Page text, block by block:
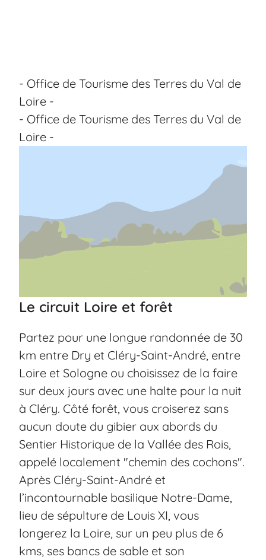
- Office de Tourisme des Terres du Val de
Loire -
- Office de Tourisme des Terres du Val de
Loire -
Le circuit Loire et forêt
Partez pour une longue randonnée de 30
km entre Dry et Cléry-Saint-André, entre
Loire et Sologne ou choisissez de la faire
sur deux jours avec une halte pour la nuit
à Cléry. Côté forêt, vous croiserez sans
aucun doute du gibier aux abords du
Sentier Historique de la Vallée des Rois,
appelé localement "chemin des cochons".
Après Cléry-Saint-André et
l’incontournable basilique Notre-Dame,
lieu de sépulture de Louis XI, vous
longerez la Loire, sur un peu plus de 6
kms, ses bancs de sable et son